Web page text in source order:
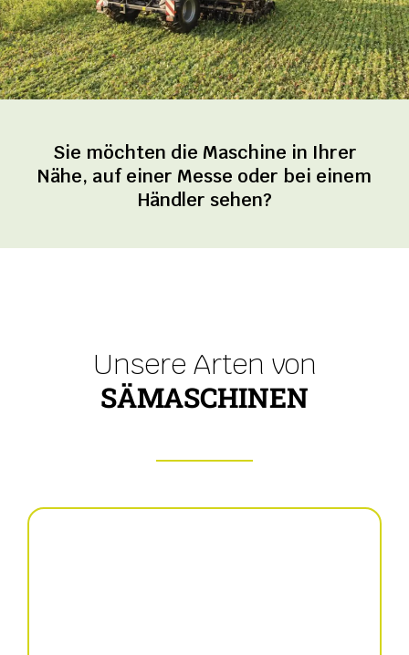
Sie möchten die Maschine in Ihrer
Nähe, auf einer Messe oder bei einem
Händler sehen?
Unsere Arten von
SÄMASCHINEN